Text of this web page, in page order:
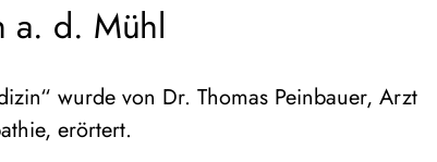
a. d. Mühl
wurde von Dr. Thomas Peinbauer, Arzt
erörtert.